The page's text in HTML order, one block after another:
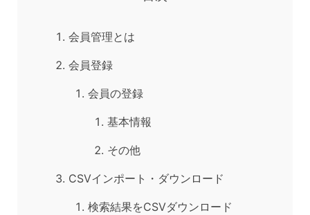
会員管理とは
会員登録
会員の登録
基本情報
その他
CSVインポート・ダウンロード
検索結果をCSVダウンロード